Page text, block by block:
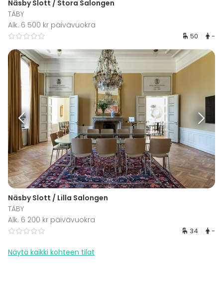
Näsby Slott / Stora Salongen
TÄBY
Alk. 6 500 kr päivävuokra
50 -
Näsby Slott / Lilla Salongen
TÄBY
Alk. 6 200 kr päivävuokra
34 -
Näytä kaikki kohteen tilat